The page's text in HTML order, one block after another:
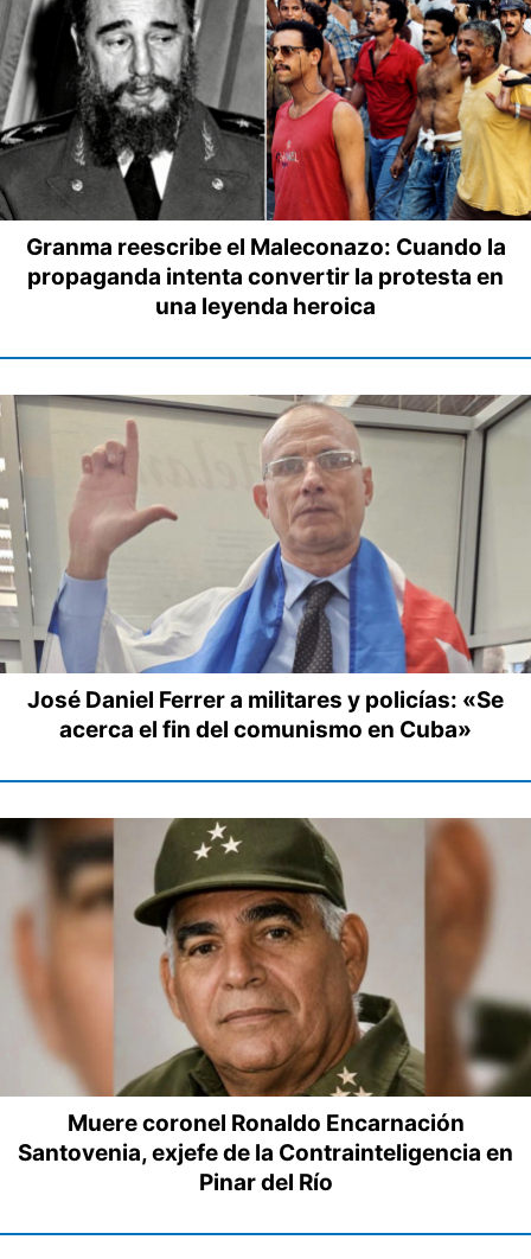
Granma reescribe el Maleconazo: Cuando la
propaganda intenta convertir la protesta en
una leyenda heroica
José Daniel Ferrer a militares y policías: «Se
acerca el fin del comunismo en Cuba»
Muere coronel Ronaldo Encarnación
Santovenia, exjefe de la Contrainteligencia en
Pinar del Río